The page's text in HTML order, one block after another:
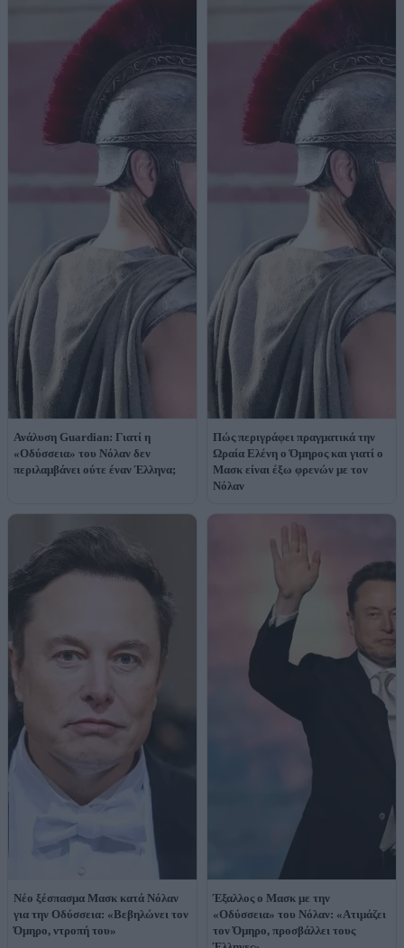
Ανάλυση Guardian: Γιατί η
«Οδύσσεια» του Νόλαν δεν
περιλαμβάνει ούτε έναν Έλληνα;
Πώς περιγράφει πραγματικά την
Ωραία Ελένη ο Όμηρος και γιατί ο
Μασκ είναι έξω φρενών με τον
Νόλαν
Νέο ξέσπασμα Μασκ κατά Νόλαν
για την Οδύσσεια: «Βεβηλώνει τον
Όμηρο, ντροπή του»
Έξαλλος ο Μασκ με την
«Οδύσσεια» του Νόλαν: «Ατιμάζει
τον Όμηρο, προσβάλλει τους